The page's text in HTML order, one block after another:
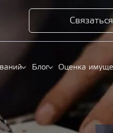
Связаться
Блог Оценка